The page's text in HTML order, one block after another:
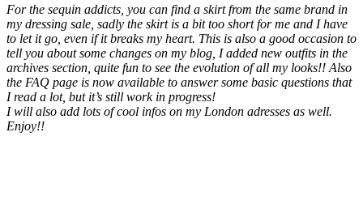
For the sequin addicts, you can find a skirt from the same brand in
my dressing sale, sadly the skirt is a bit too short for me and I have
to let it go, even if it breaks my heart. This is also a good occasion to
tell you about some changes on my blog, I added new outfits in the
archives section, quite fun to see the evolution of all my looks!! Also
the FAQ page is now available to answer some basic questions that
I read a lot, but it’s still work in progress!
I will also add lots of cool infos on my London adresses as well.
Enjoy!!